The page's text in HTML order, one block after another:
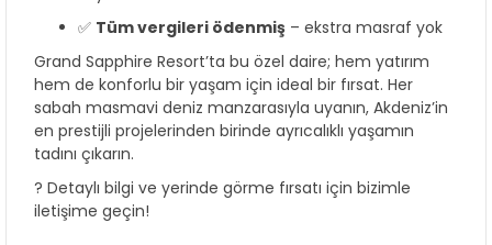
✅ Tüm vergileri ödenmiş – ekstra masraf yok
Grand Sapphire Resort’ta bu özel daire; hem yatırım
hem de konforlu bir yaşam için ideal bir fırsat. Her
sabah masmavi deniz manzarasıyla uyanın, Akdeniz’in
en prestijli projelerinden birinde ayrıcalıklı yaşamın
tadını çıkarın.
? Detaylı bilgi ve yerinde görme fırsatı için bizimle
iletişime geçin!